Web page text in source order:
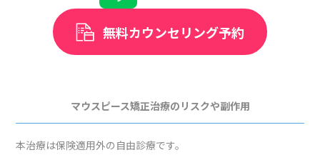
無料カウンセリング予約
マウスピース矯正治療のリスクや副作用
本治療は保険適用外の自由診療です。